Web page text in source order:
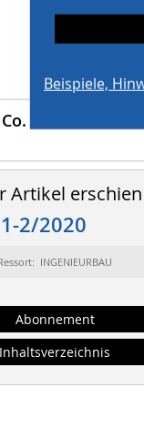
KG
Artikel
2/2020
INGENIEURBAU
Abonnement
Inhaltsverzeichnis
Beispiele,